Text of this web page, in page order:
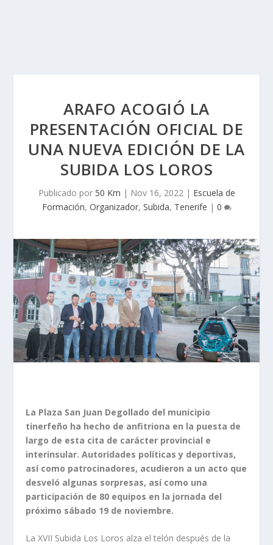
ARAFO ACOGIÓ LA
PRESENTACIÓN OFICIAL DE
UNA NUEVA EDICIÓN DE LA
SUBIDA LOS LOROS
Publicado por 50 Km | Nov 16, 2022| Escuela de
Formación, Organizador, Subida, Tenerife | 0
La Plaza San Juan Degollado del municipio
tinerfeño ha hecho de anfitriona en la puesta de
largo de esta cita de carácter provincial e
interinsular. Autoridades políticas y deportivas,
así como patrocinadores, acudieron a un acto que
desveló algunas sorpresas, así como una
participación de 80 equipos en la jornada del
próximo sábado 19 de noviembre.
La XVII Subida Los Loros alza el telón después de la